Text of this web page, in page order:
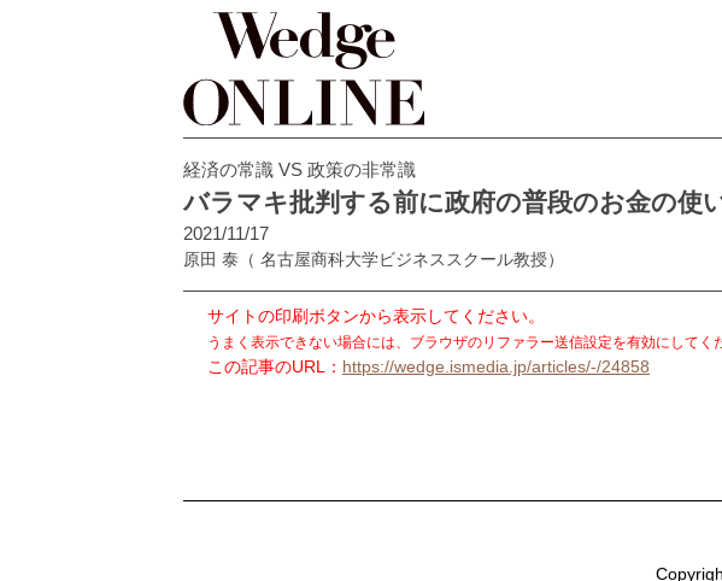
経済の常識 VS 政策の非常識
バラマキ批判する前に政府の普段のお金の使
2021/11/17
原田 泰 （ 名古屋商科大学ビジネススクール教授）
サイトの印刷ボタンから表示してください。
うまく表示できない場合には、ブラウザのリファラー送信設定を有効にしてく
この記事のURL： https://wedge.ismedia.jp/articles/-/24858